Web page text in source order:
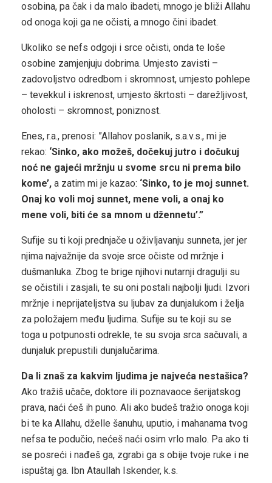
osobina, pa čak i da malo ibadeti, mnogo je bliži Allahu
od onoga koji ga ne očisti, a mnogo čini ibadet.
Ukoliko se nefs odgoji i srce očisti, onda te loše
osobine zamjenjuju dobrima. Umjesto zavisti –
zadovoljstvo odredbom i skromnost, umjesto pohlepe
– tevekkul i iskrenost, umjesto škrtosti – darežljivost,
oholosti – skromnost, poniznost.
Enes, r.a., prenosi: ”Allahov poslanik, s.a.v.s., mi je
rekao: ‘Sinko, ako možeš, dočekuj jutro i dočukuj
noć ne gajeći mržnju u svome srcu ni prema bilo
kome’, a zatim mi je kazao: ‘Sinko, to je moj sunnet.
Onaj ko voli moj sunnet, mene voli, a onaj ko
mene voli, biti će sa mnom u džennetu’.”
Sufije su ti koji prednjače u oživljavanju sunneta, jer jer
njima najvažnije da svoje srce očiste od mržnje i
dušmanluka. Zbog te brige njihovi nutarnji dragulji su
se očistili i zasjali, te su oni postali najbolji ljudi. Izvori
mržnje i neprijateljstva su ljubav za dunjalukom i želja
za položajem među ljudima. Sufije su te koji su se
toga u potpunosti odrekle, te su svoja srca sačuvali, a
dunjaluk prepustili dunjalučarima.
Da li znaš za kakvim ljudima je najveća nestašica?
Ako tražiš učače, doktore ili poznavaoce šerijatskog
prava, naći ćeš ih puno. Ali ako budeš tražio onoga koji
bi te ka Allahu, dželle šanuhu, uputio, i mahanama tvog
nefsa te podučio, nećeš naći osim vrlo malo. Pa ako ti
se posreći i nađeš ga, zgrabi ga s obije tvoje ruke i ne
ispuštaj ga. Ibn Ataullah Iskender, k.s.